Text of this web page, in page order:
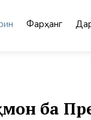
Фарҳанг
ба